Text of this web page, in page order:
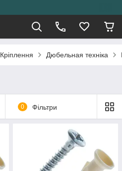
Кріплення Дюбельная техніка
0 Фільтри